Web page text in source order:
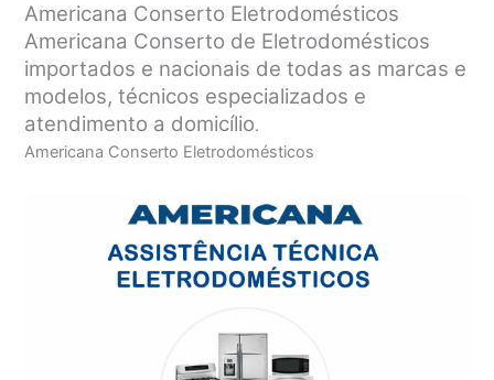
Americana Conserto Eletrodomésticos
Americana Conserto de Eletrodomésticos
importados e nacionais de todas as marcas e
modelos, técnicos especializados e
atendimento a domicílio.
Americana Conserto Eletrodomésticos